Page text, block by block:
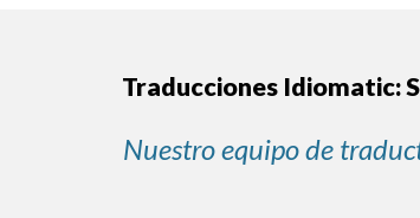
Traducciones Idiomatic:S
Nuestro equipo de